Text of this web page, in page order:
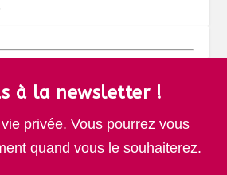
à la newsletter !
privée. Vous pourrez vous
quand vous le souhaiterez.